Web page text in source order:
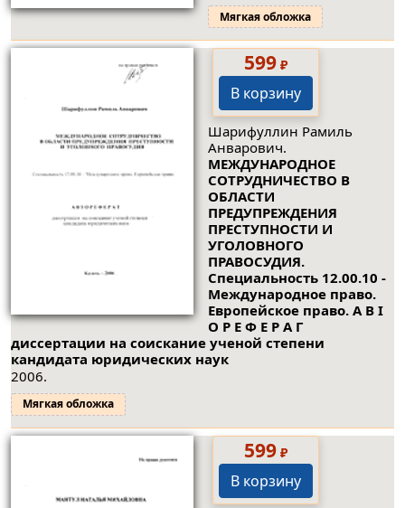
Мягкая обложка
599₽
В корзину
Шарифуллин Рамиль
Анварович.
МЕЖДУНАРОДНОЕ
СОТРУДНИЧЕСТВО В
ОБЛАСТИ
ПРЕДУПРЕЖДЕНИЯ
ПРЕСТУПНОСТИ И
УГОЛОВНОГО
ПРАВОСУДИЯ.
Специальность 12.00.10 -
Международное право.
Европейское право. А В I
О Р Е Ф Е Р А Г
диссертации на соискание ученой степени
кандидата юридических наук
2006.
Мягкая обложка
599₽
В корзину